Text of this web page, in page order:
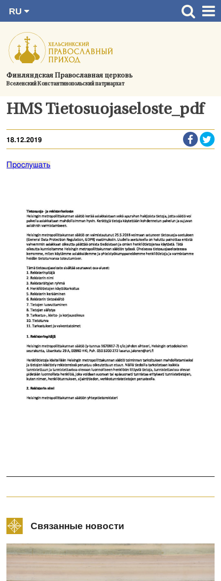
содержимому
Финляндская Православная церковь
Вселенский Константинопольский патриархат
RU
SV
EN
UA
Главная страница
Актуальное
Україна
О приходе
HMS Tietosuojaseloste_pdf
18.12.2019
Прослушать
Связанные новости